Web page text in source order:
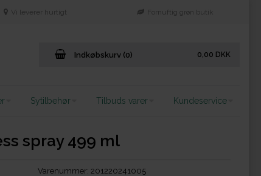
Vi leverer hurtigt Fornuftig grøn butik
Indkøbskurv (0) 0,00 DKK
Sytilbehør Tilbuds varer Kundeservice
spray 499 ml
Varenummer: 201220241005